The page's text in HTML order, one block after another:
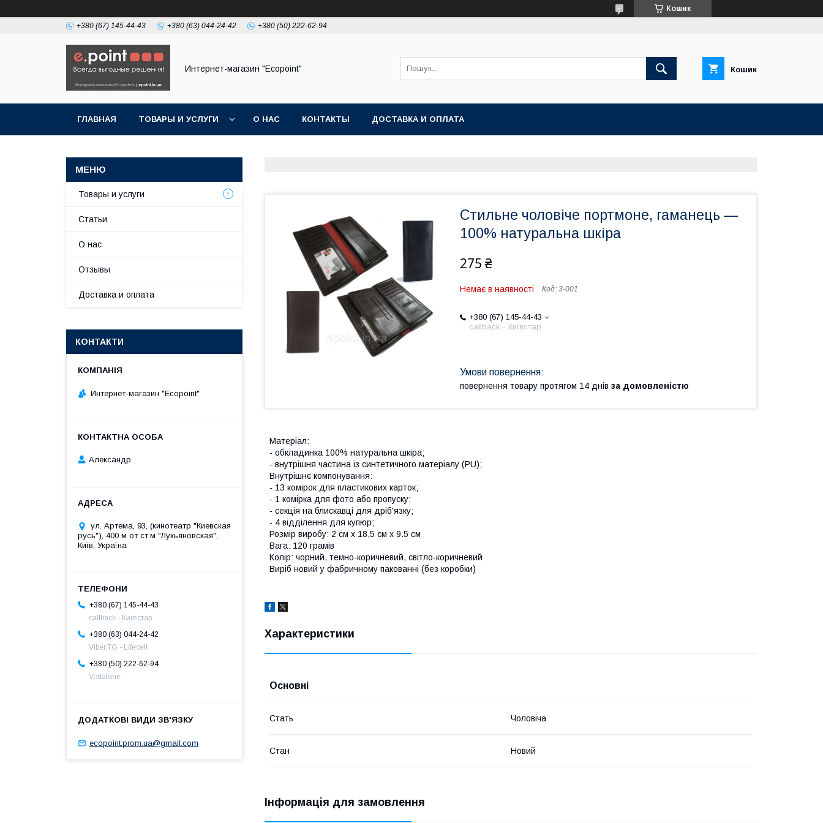
Кошик
+380 (67) 145-44-43 +380 (63) 044-24-42 +380 (50) 222-62-94
Интернет-магазин "Ecopoint" Кошик
ГЛАВНАЯ ТОВАРЫ И УСЛУГИ О НАС КОНТАКТЫ ДОСТАВКА И ОПЛАТА
Стильне чоловіче портмоне, гаманець —
100% натуральна шкіра
275 ₴
Немає в наявності Код: 3-001
+380 (67) 145-44-43
callback - Київстар
повернення товару протягом 14 днів за домовленістю
Матеріал:
- обкладинка 100% натуральна шкіра;
- внутрішня частина із синтетичного матеріалу (PU);
Внутрішнє компонування:
- 13 комірок для пластикових карток;
- 1 комірка для фото або пропуску;
- секція на блискавці для дріб'язку;
- 4 відділення для купюр;
Розмір виробу: 2 см х 18,5 см х 9.5 см
Вага: 120 грамів
Колір: чорний, темно-коричневий, світло-коричневий
Виріб новий у фабричному пакованні (без коробки)
Характеристики
Основні
Стать Чоловіча
Стан Новий
Інформація для замовлення
Товары и услуги
Статьи
О нас
Отзывы
Доставка и оплата
КОНТАКТИ
Интернет-магазин "Ecopoint"
Александр
ул. Артема, 93, (кинотеатр "Киевская
русь"), 400 м от ст.м "Лукьяновская",
Київ, Україна
+380 (67) 145-44-43
callback - Київстар
+380 (63) 044-24-42
Viber,TG - Lifecell
+380 (50) 222-62-94
Vodafone
ecopoint.prom.ua@gmail.com